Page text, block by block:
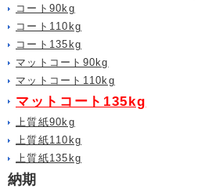
コート90kg
コート110kg
コート135kg
マットコート90kg
マットコート110kg
マットコート135kg
上質紙90kg
上質紙110kg
上質紙135kg
納期